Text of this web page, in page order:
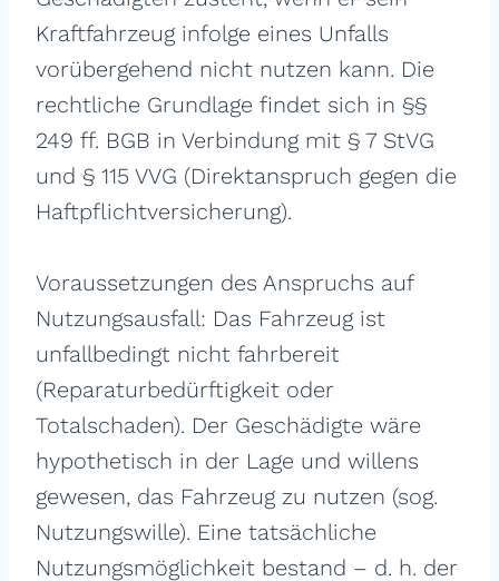
Kraftfahrzeug infolge eines Unfalls
vorübergehend nicht nutzen kann. Die
rechtliche Grundlage findet sich in §§
249 ff. BGB in Verbindung mit § 7 StVG
und § 115 VVG (Direktanspruch gegen die
Haftpflichtversicherung).
Voraussetzungen des Anspruchs auf
Nutzungsausfall: Das Fahrzeug ist
unfallbedingt nicht fahrbereit
(Reparaturbedürftigkeit oder
Totalschaden). Der Geschädigte wäre
hypothetisch in der Lage und willens
gewesen, das Fahrzeug zu nutzen (sog.
Nutzungswille). Eine tatsächliche
Nutzungsmöglichkeit bestand – d. h. der